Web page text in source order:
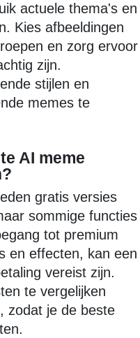
actuele thema's en
Kies afbeeldingen
en zorg ervoor
zijn.
stijlen en
memes te
AI meme
gratis versies
sommige functies
tot premium
en effecten, kan een
vereist zijn.
te vergelijken
zodat je de beste